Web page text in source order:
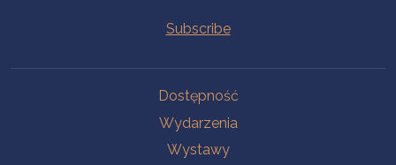
Dostępność
Wydarzenia
Wystawy